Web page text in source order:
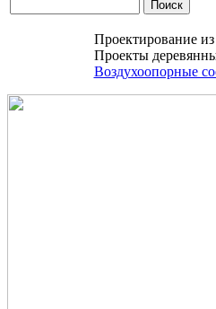
Проектирование
Проекты
Воздухоопорные